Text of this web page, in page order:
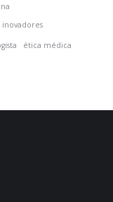
ética médica